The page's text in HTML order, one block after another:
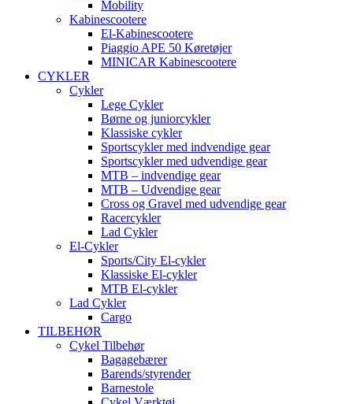
Mobility
Kabinescootere
El-Kabinescootere
Piaggio APE 50 Køretøjer
MINICAR Kabinescootere
CYKLER
Cykler
Lege Cykler
Børne og juniorcykler
Klassiske cykler
Sportscykler med indvendige gear
Sportscykler med udvendige gear
MTB – indvendige gear
MTB – Udvendige gear
Cross og Gravel med udvendige gear
Racercykler
Lad Cykler
El-Cykler
Sports/City El-cykler
Klassiske El-cykler
MTB El-cykler
Lad Cykler
Cargo
TILBEHØR
Cykel Tilbehør
Bagagebærer
Barends/styrender
Barnestole